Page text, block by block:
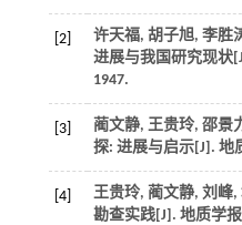
[2]
许天福, 胡子旭, 李胜
进展与我国研究现状
1947.
[3]
蔺文静, 王贵玲, 邵景
探: 进展与启示[J]. 地
[4]
王贵玲, 蔺文静, 刘峰
勘查实践[J]. 地质学报